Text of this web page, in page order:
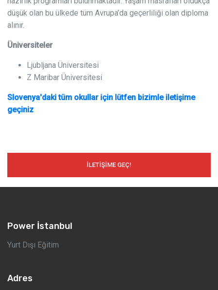
düşük olan bu ülkede tüm Avrupa’da geçerliliği olan diploma
alınır.
Üniversiteler
Ljubljana Üniversitesi
Z Maribar Üniversitesi
Slovenya'daki tüm okullar için lütfen bizimle iletişime
geçiniz
İLETIŞIME GEÇ!
Power İstanbul
Yurt Dışı Eğitim
Adres